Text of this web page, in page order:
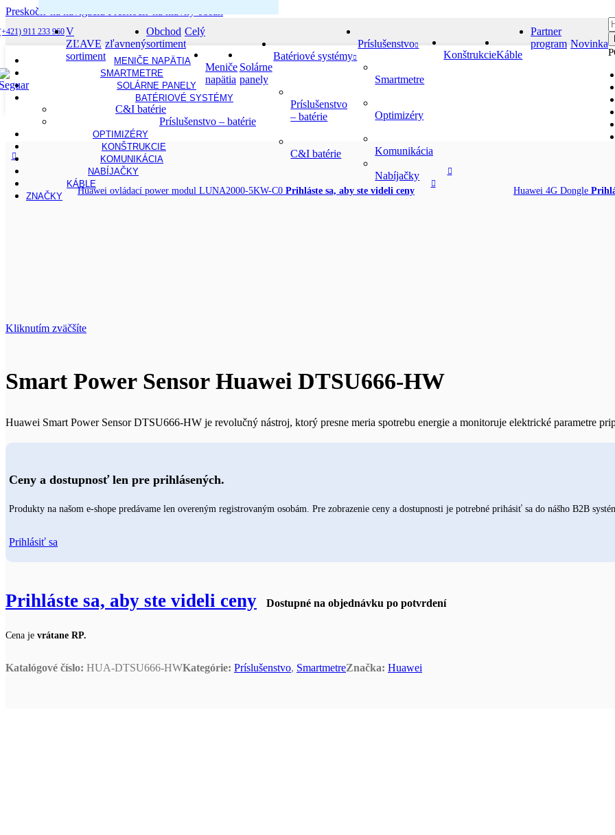
Preskočiť na navigáciu
911 233 960V
ZĽAVE zľavnený
sortiment
Obchod Celý
sortiment
Meniče
napätia
Solárne
panely
Batériové systémy
Príslušenstvo
– batérie
C&I batérie
Príslušenstvo
Smartmetre
Optimizéry
Komunikácia
Nabíjačky
KonštrukcieKáble
Partner
program Novinka
MENIČE NAPÄTIA
SMARTMETRE
SOLÁRNE PANELY
BATÉRIOVÉ SYSTÉMY
C&I batérie
Príslušenstvo – batérie
OPTIMIZÉRY
KONŠTRUKCIE
KOMUNIKÁCIA
NABÍJAČKY
KÁBLE
ZNAČKY
Obchod Príslušenstvo/ Smartmetre
Huawei ovládací power modul LUNA2000-5KW-C0 Prihláste sa, aby ste videli ceny Huawei 4G Dongle
Kliknutím zväčšíte
Smart Power Sensor Huawei DTSU666-HW
Huawei Smart Power Sensor DTSU666-HW je revolučný nástroj, ktorý presne meria spotrebu energie a monitoruje elektrické parametre
Ceny a dostupnosť len pre prihlásených.
Produkty na našom e-shope predávame len overeným registrovaným osobám. Pre zobrazenie ceny a dostupnosti je potrebné prihásiť sa do nášho B2B
Prihlásiť sa
Prihláste sa, aby ste videli ceny Dostupné na objednávku po potvrdení
Cena je vrátane RP.
Katalógové číslo: HUA-DTSU666-HWKategórie: Príslušenstvo, SmartmetreZnačka: Huawei